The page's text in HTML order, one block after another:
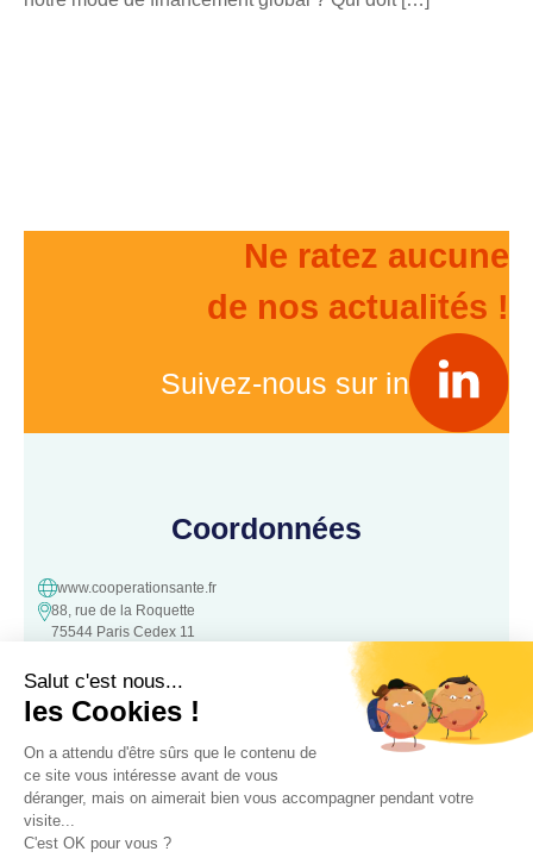
Ne ratez aucune
de nos actualités !
Suivez-nous sur in
Coordonnées
www.cooperationsante.fr
88, rue de la Roquette
75544 Paris Cedex 11
Contact
Une question, une suggestion ?
N’hésitez pas à nous contacter :
Contacter nous